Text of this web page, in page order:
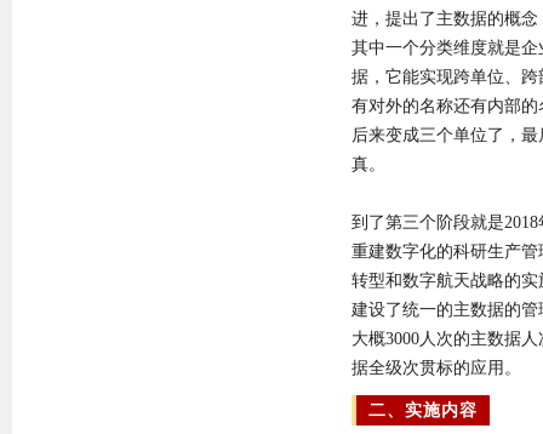
进，提出了主数据的概
其中一个分类维度就是
据，它能实现跨单位、
有对外的名称还有内部
后来变成三个单位了，
真。
到了第三个阶段就是
重建数字化的科研生产
转型和数字航天战略的
建设了统一的主数据的
大概3000人次的主数据
据全级次贯标的应用。
二、实施内容